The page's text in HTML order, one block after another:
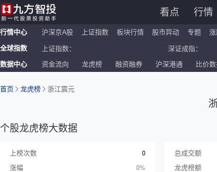
看点 行情
行情中心 沪深京A股 上证指数 板块行情 股市异动 专题
全球指数 上证指数： 深证成指：
恒生指数： 国企指数：
数据中心 资金流向 龙虎榜 融资融券 沪深港通 比价
首页 龙虎榜 浙江震元
个股龙虎榜大数据
上榜次数 0
涨幅 0%
总成交额
龙虎榜额